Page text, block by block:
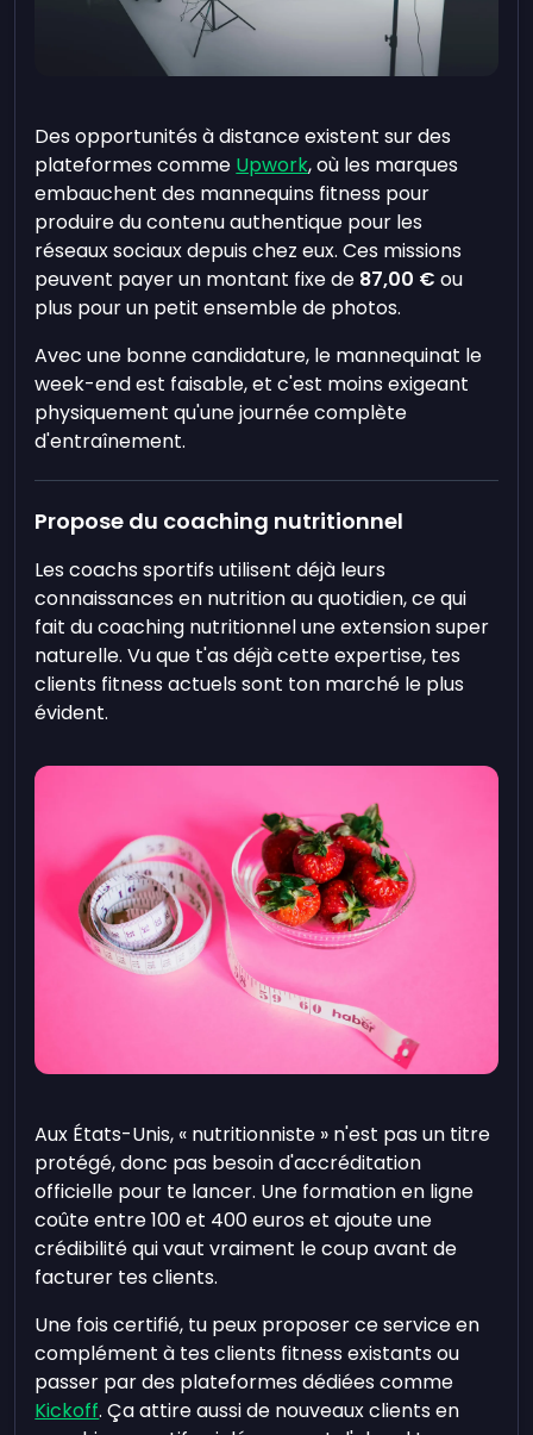
Des opportunités à distance existent sur des
plateformes comme Upwork, où les marques
embauchent des mannequins fitness pour
produire du contenu authentique pour les
réseaux sociaux depuis chez eux. Ces missions
peuvent payer un montant fixe de 87,00 € ou
plus pour un petit ensemble de photos.
Avec une bonne candidature, le mannequinat le
week-end est faisable, et c'est moins exigeant
physiquement qu'une journée complète
d'entraînement.
Propose du coaching nutritionnel
Les coachs sportifs utilisent déjà leurs
connaissances en nutrition au quotidien, ce qui
fait du coaching nutritionnel une extension super
naturelle. Vu que t'as déjà cette expertise, tes
clients fitness actuels sont ton marché le plus
évident.
Aux États-Unis, « nutritionniste » n'est pas un titre
protégé, donc pas besoin d'accréditation
officielle pour te lancer. Une formation en ligne
coûte entre100et 400euros et ajoute une
crédibilité qui vaut vraiment le coup avant de
facturer tes clients.
Une fois certifié, tu peux proposer ce service en
complément à tes clients fitness existants ou
passer par des plateformes dédiées comme
Kickoff. Ça attire aussi de nouveaux clients en